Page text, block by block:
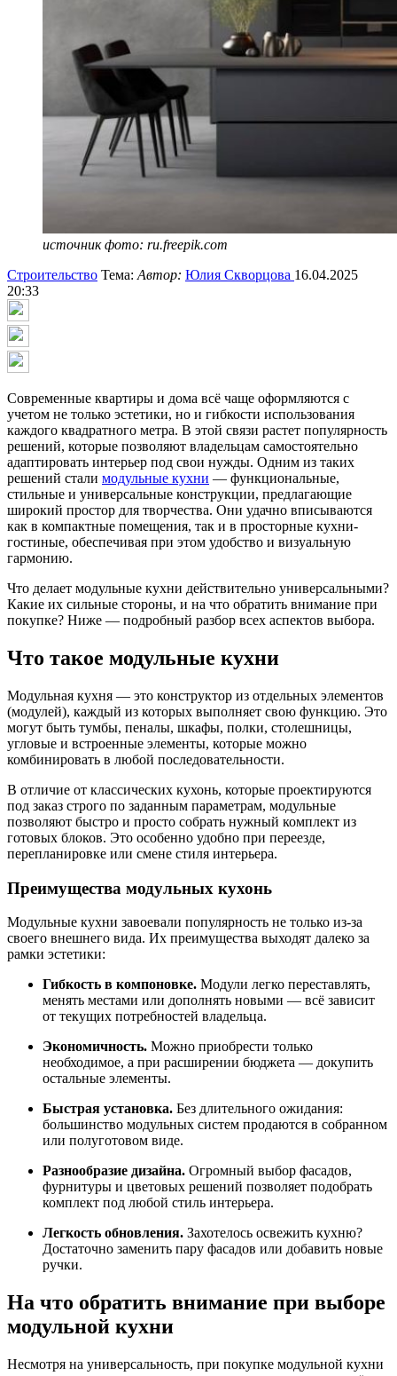
источник фото: ru.freepik.com
Строительство Тема: Автор: Юлия Скворцова 16.04.2025
20:33
Современные квартиры и дома всё чаще оформляются с
учетом не только эстетики, но и гибкости использования
каждого квадратного метра. В этой связи растет популярность
решений, которые позволяют владельцам самостоятельно
адаптировать интерьер под свои нужды. Одним из таких
решений стали модульные кухни — функциональные,
стильные и универсальные конструкции, предлагающие
широкий простор для творчества. Они удачно вписываются
как в компактные помещения, так и в просторные кухни-
гостиные, обеспечивая при этом удобство и визуальную
гармонию.
Что делает модульные кухни действительно универсальными?
Какие их сильные стороны, и на что обратить внимание при
покупке? Ниже — подробный разбор всех аспектов выбора.
Что такое модульные кухни
Модульная кухня — это конструктор из отдельных элементов
(модулей), каждый из которых выполняет свою функцию. Это
могут быть тумбы, пеналы, шкафы, полки, столешницы,
угловые и встроенные элементы, которые можно
комбинировать в любой последовательности.
В отличие от классических кухонь, которые проектируются
под заказ строго по заданным параметрам, модульные
позволяют быстро и просто собрать нужный комплект из
готовых блоков. Это особенно удобно при переезде,
перепланировке или смене стиля интерьера.
Преимущества модульных кухонь
Модульные кухни завоевали популярность не только из-за
своего внешнего вида. Их преимущества выходят далеко за
рамки эстетики:
Гибкость в компоновке. Модули легко переставлять,
менять местами или дополнять новыми — всё зависит
от текущих потребностей владельца.
Экономичность. Можно приобрести только
необходимое, а при расширении бюджета — докупить
остальные элементы.
Быстрая установка. Без длительного ожидания:
большинство модульных систем продаются в собранном
или полуготовом виде.
Разнообразие дизайна. Огромный выбор фасадов,
фурнитуры и цветовых решений позволяет подобрать
комплект под любой стиль интерьера.
Легкость обновления. Захотелось освежить кухню?
Достаточно заменить пару фасадов или добавить новые
ручки.
На что обратить внимание при выборе
модульной кухни
Несмотря на универсальность, при покупке модульной кухни